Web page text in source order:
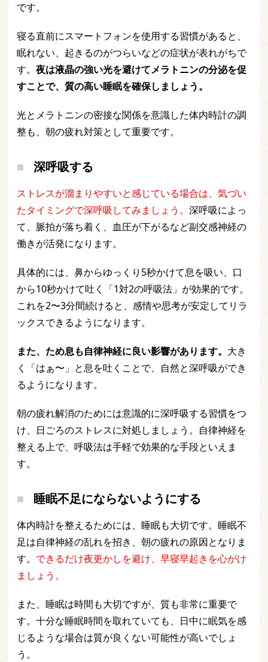
です。
寝る直前にスマートフォンを使用する習慣があると、
眠れない、起きるのがつらいなどの症状が表れがちで
す。 夜は液晶の強い光を避けてメラトニンの分泌を促
すことで、質の高い睡眠を確保しましょう。
光とメラトニンの密接な関係を意識した体内時計の調
整も、朝の疲れ対策として重要です。
深呼吸する
ストレスが溜まりやすいと感じている場合は、気づい
たタイミングで深呼吸してみましょう。 深呼吸によっ
て、脈拍が落ち着く、血圧が下がるなど副交感神経の
働きが活発になります。
具体的には、鼻からゆっくり5秒かけて息を吸い、口
から10秒かけて吐く「1対2の呼吸法」が効果的です。
これを2〜3分間続けると、感情や思考が安定してリラ
ックスできるようになります。
また、ため息も自律神経に良い影響があります。 大き
く「はぁ〜」と息を吐くことで、自然と深呼吸ができ
るようになります。
朝の疲れ解消のためには意識的に深呼吸する習慣をつ
け、日ごろのストレスに対処しましょう。自律神経を
整える上で、呼吸法は手軽で効果的な手段といえま
す。
睡眠不足にならないようにする
体内時計を整えるためには、睡眠も大切です。睡眠不
足は自律神経の乱れを招き、朝の疲れの原因となりま
す。 できるだけ夜更かしを避け、早寝早起きを心がけ
ましょう。
また、睡眠は時間も大切ですが、質も非常に重要で
す。十分な睡眠時間を取れていても、日中に眠気を感
じるような場合は質が良くない可能性が高いでしょ
う。